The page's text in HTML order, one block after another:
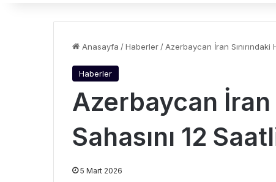
Anasayfa /Haberler /Azerbaycan İran Sınırındaki
Haberler
Azerbaycan İran
Sahasını 12
5 Mart 2026